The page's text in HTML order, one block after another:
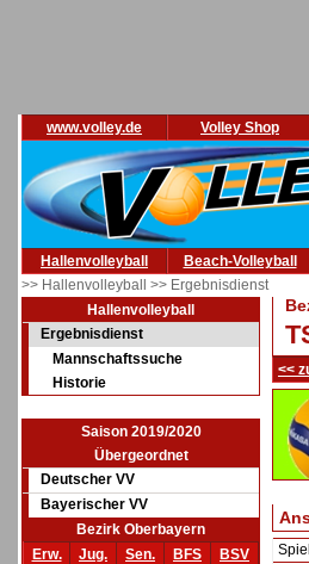
www.volley.de Volley Shop
Hallenvolleyball Beach-Volleyball
>> Hallenvolleyball >> Ergebnisdienst
Hallenvolleyball
Ergebnisdienst
Mannschaftssuche
Historie
Saison 2019/2020
Übergeordnet
Deutscher VV
Bayerischer VV
Bezirk Oberbayern
Erw.
Jug. Sen. BFS
BSV
<<